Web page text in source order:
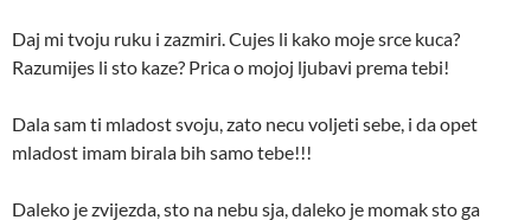
Daj mi tvoju ruku i zazmiri. Cujes li kako moje srce kuca?
Razumijes li sto kaze? Prica o mojoj ljubavi prema tebi!
Dala sam ti mladost svoju, zato necu voljeti sebe, i da opet
mladost imam birala bih samo tebe!!!
Daleko je zvijezda, sto na nebu sja, daleko je momak sto ga